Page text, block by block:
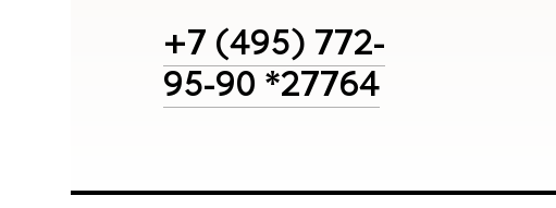
+7 (495) 772-
95-90 *27764